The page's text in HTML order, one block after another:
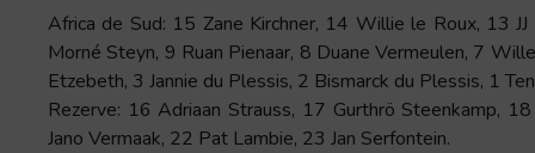
Africa de Sud: 15 Zane Kirchner, 14 Willie le Roux, 13
Morné Steyn, 9 Ruan Pienaar, 8 Duane Vermeulen, 7
Etzebeth, 3 Jannie du Plessis, 2 Bismarck du Plessis, 1
Rezerve: 16 Adriaan Strauss, 17 Gurthrö Steenkamp,
Jano Vermaak, 22 Pat Lambie, 23 Jan Serfontein.